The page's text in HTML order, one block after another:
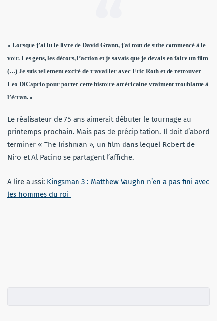
« Lorsque j’ai lu le livre de David Grann, j’ai tout de suite commencé à le
voir. Les gens, les décors, l’action et je savais que je devais en faire un film
(…) Je suis tellement excité de travailler avec Eric Roth et de retrouver
Leo DiCaprio pour porter cette histoire américaine vraiment troublante à
l’écran. »
Le réalisateur de 75 ans aimerait débuter le tournage au
printemps prochain. Mais pas de précipitation. Il doit d’abord
terminer « The Irishman », un film dans lequel Robert de
Niro et Al Pacino se partagent l’affiche.
A lire aussi: Kingsman 3 : Matthew Vaughn n’en a pas fini avec
les hommes du roi